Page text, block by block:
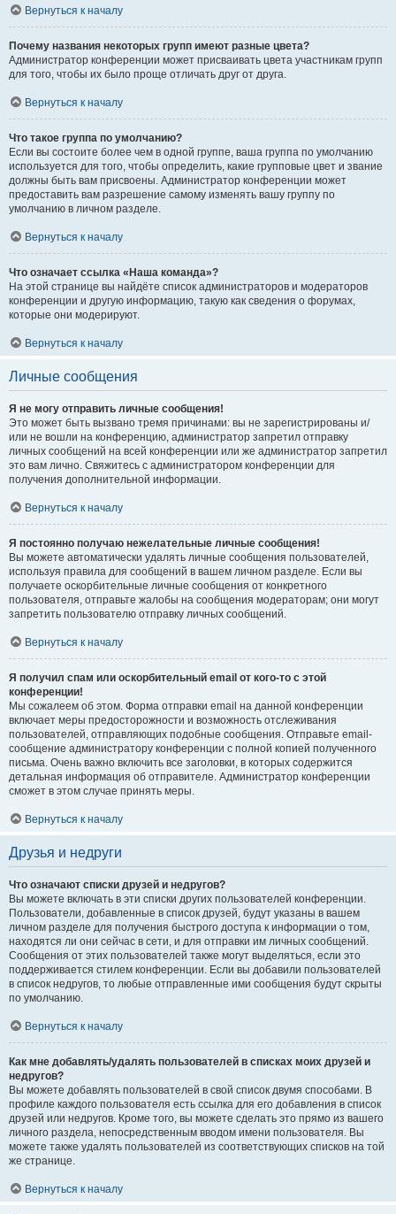
Вернуться к началу
Почему названия некоторых групп имеют разные цвета?
Администратор конференции может присваивать цвета участникам групп
для того, чтобы их было проще отличать друг от друга.
Вернуться к началу
Что такое группа по умолчанию?
Если вы состоите более чем в одной группе, ваша группа по умолчанию
используется для того, чтобы определить, какие групповые цвет и звание
должны быть вам присвоены. Администратор конференции может
предоставить вам разрешение самому изменять вашу группу по
умолчанию в личном разделе.
Вернуться к началу
Что означает ссылка «Наша команда»?
На этой странице вы найдёте список администраторов и модераторов
конференции и другую информацию, такую как сведения о форумах,
которые они модерируют.
Вернуться к началу
Личные сообщения
Я не могу отправить личные сообщения!
Это может быть вызвано тремя причинами: вы не зарегистрированы и/
или не вошли на конференцию, администратор запретил отправку
личных сообщений на всей конференции или же администратор запретил
это вам лично. Свяжитесь с администратором конференции для
получения дополнительной информации.
Вернуться к началу
Я постоянно получаю нежелательные личные сообщения!
Вы можете автоматически удалять личные сообщения пользователей,
используя правила для сообщений в вашем личном разделе. Если вы
получаете оскорбительные личные сообщения от конкретного
пользователя, отправьте жалобы на сообщения модераторам; они могут
запретить пользователю отправку личных сообщений.
Вернуться к началу
Я получил спам или оскорбительный email от кого-то с этой
конференции!
Мы сожалеем об этом. Форма отправки email на данной конференции
включает меры предосторожности и возможность отслеживания
пользователей, отправляющих подобные сообщения. Отправьте email-
сообщение администратору конференции с полной копией полученного
письма. Очень важно включить все заголовки, в которых содержится
детальная информация об отправителе. Администратор конференции
сможет в этом случае принять меры.
Вернуться к началу
Друзья и недруги
Что означают списки друзей и недругов?
Вы можете включать в эти списки других пользователей конференции.
Пользователи, добавленные в список друзей, будут указаны в вашем
личном разделе для получения быстрого доступа к информации о том,
находятся ли они сейчас в сети, и для отправки им личных сообщений.
Сообщения от этих пользователей также могут выделяться, если это
поддерживается стилем конференции. Если вы добавили пользователей
в список недругов, то любые отправленные ими сообщения будут скрыты
по умолчанию.
Вернуться к началу
Как мне добавлять/удалять пользователей в списках моих друзей и
недругов?
Вы можете добавлять пользователей в свой список двумя способами. В
профиле каждого пользователя есть ссылка для его добавления в список
друзей или недругов. Кроме того, вы можете сделать это прямо из вашего
личного раздела, непосредственным вводом имени пользователя. Вы
можете также удалять пользователей из соответствующих списков на той
же странице.
Вернуться к началу